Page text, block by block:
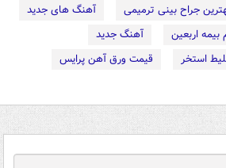
جراح بینی ترمیمی
آهنگ های جدید
بیمه اربعین
آهنگ جدید
استخر
قیمت ورق آهن پرایس